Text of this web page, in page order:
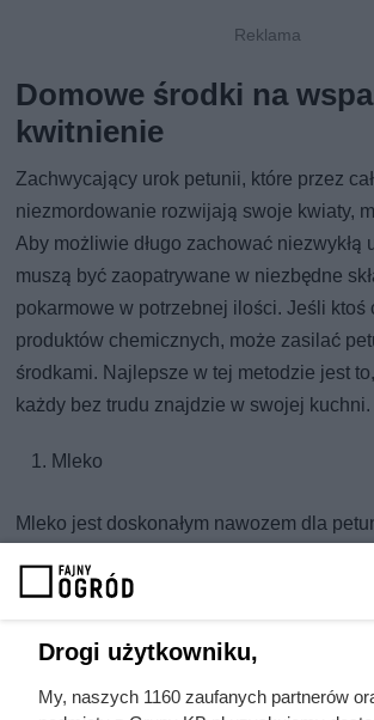
Domowe środki na
kwitnienie
Zachwycający urok petunii, które przez
niezmordowanie rozwijają swoje kwiaty,
Aby możliwie długo zachować niezwykłą
muszą być zaopatrywane w niezbędne
pokarmowe w potrzebnej ilości. Jeśli ktoś
produktów chemicznych, może zasilać
środkami. Najlepsze w tej metodzie jest
każdy bez trudu znajdzie w swojej kuchni.
Mleko
Mleko jest doskonałym nawozem dla
kwiatom. Aby sporządzić naturalny
Roztwór stosujcie raz w miesiącu do
Drożdże
Drogi użytkowniku,
My, naszych 1160 zaufanych partnerów